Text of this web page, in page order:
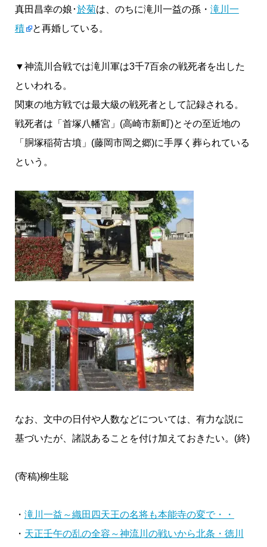
真田昌幸の娘･於菊は、のちに滝川一益の孫・ 滝川一
積
と再婚している。
▼神流川合戦では滝川軍は3千7百余の戦死者を出した
といわれる。
関東の地方戦では最大級の戦死者として記録される。
戦死者は「首塚八幡宮」(高崎市新町)とその至近地の
「胴塚稲荷古墳」(藤岡市岡之郷)に手厚く葬られている
という。
なお、文中の日付や人数などについては、有力な説に
基づいたが、諸説あることを付け加えておきたい。(終)
(寄稿)柳生聡
・ 滝川一益～織田四天王の名将も本能寺の変で・・
・ 天正壬午の乱の全容～神流川の戦いから北条・徳川